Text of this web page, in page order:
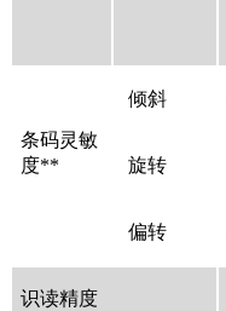
条码灵敏
度**
倾斜
旋转
偏转
识读精度